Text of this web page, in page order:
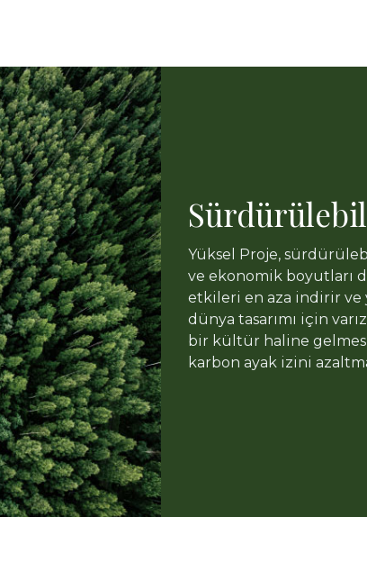
Yüksel Proje,
ve ekonomik boyutları
etkileri en aza indirir ve
dünya tasarımı için
bir kültür haline
karbon ayak izini